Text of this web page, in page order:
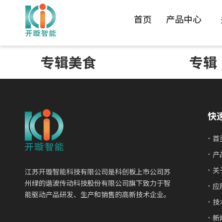
首页 产品中心
专辑美食 专辑
江苏开璇智能科技有限公司是科创板上市公司苏
州绿的谐波传动科技股份有限公司旗下致力于智
能驱动产品研发、生产和销售的高新技术企业。
快
首
产
关
应
技
新